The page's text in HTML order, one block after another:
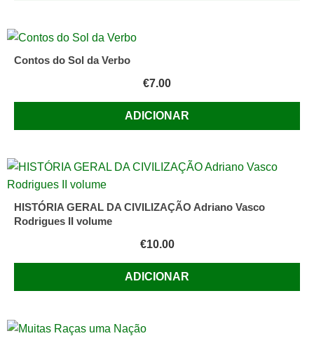
Contos do Sol da Verbo
€7.00
ADICIONAR
HISTÓRIA GERAL DA CIVILIZAÇÃO Adriano Vasco
Rodrigues II volume
€10.00
ADICIONAR